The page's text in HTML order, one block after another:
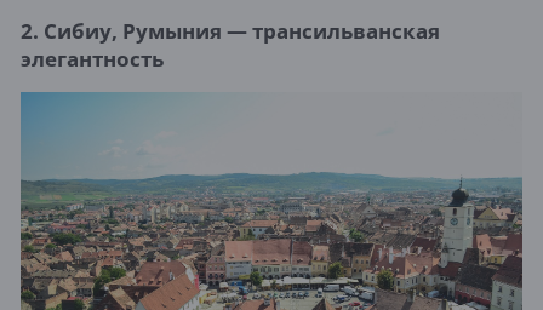
2. Сибиу, Румыния — трансильванская
элегантность